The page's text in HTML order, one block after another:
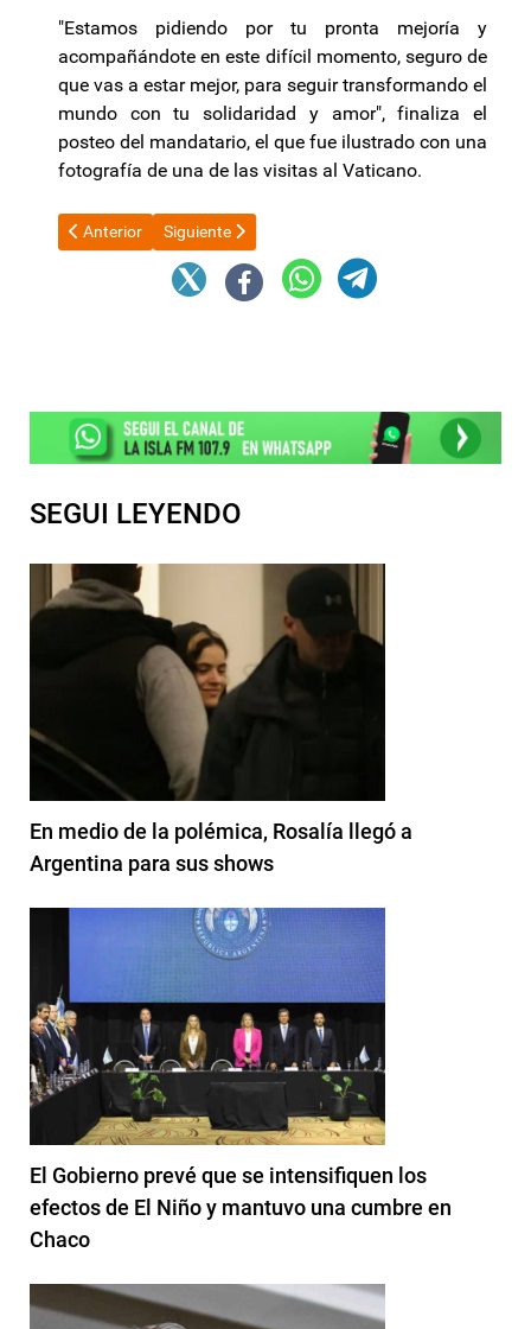
"Estamos pidiendo por tu pronta mejoría y
acompañándote en este difícil momento, seguro de
que vas a estar mejor, para seguir transformando el
mundo con tu solidaridad y amor", finaliza el
posteo del mandatario, el que fue ilustrado con una
fotografía de una de las visitas al Vaticano.
Artículo anterior: Graciela Camaño afirma que el Gobierno de
Anterior Artículo siguiente: El PRO se defiende de las
Siguiente
SEGUI LEYENDO
En medio de la polémica, Rosalía llegó a
Argentina para sus shows
El Gobierno prevé que se intensifiquen los
efectos de El Niño y mantuvo una cumbre en
Chaco